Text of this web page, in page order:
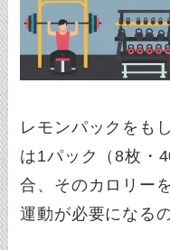
レモンパックをも
は1パック（8枚・
合、そのカロリー
運動が必要になる